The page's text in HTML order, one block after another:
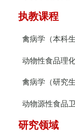
执教课程
禽病学（本科生
动物性食品理
禽病学（研究生
动物源性食品
研究领域